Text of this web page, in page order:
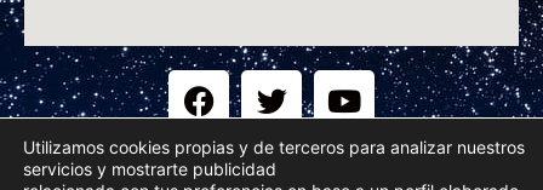
Utilizamos cookies propias y de terceros para analizar nuestros
servicios y mostrarte publicidad